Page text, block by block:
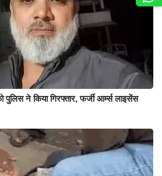
ने किया गिरफ्तार, फर्जी आर्म्स लाइसेंस